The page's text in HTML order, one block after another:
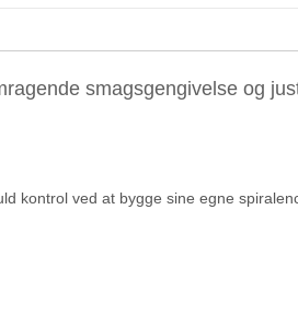
smagsgengivelse og
kontrol ved at bygge sine egne